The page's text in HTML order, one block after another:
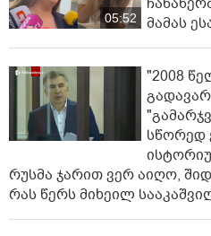
05:52
მამას
"2008
სწორედ
რუსმა ჯარით ვერ აიღო,
რას წერს მიხეილ